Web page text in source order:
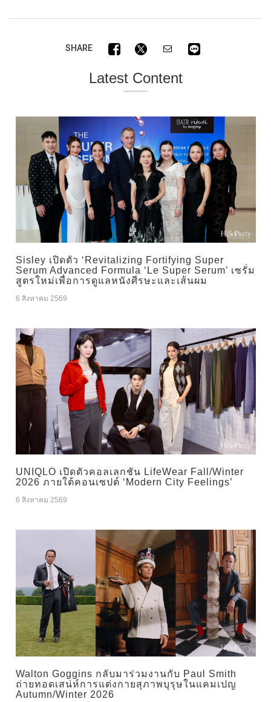
SHARE
Latest Content
Sisley เปิดตัว ‘Revitalizing Fortifying Super
Serum Advanced Formula ‘Le Super Serum’ เซรั่ม
สูตรใหม่เพื่อการดูแลหนังศีรษะและเส้นผม
6 สิงหาคม 2569
UNIQLO เปิดตัวคอลเลกชัน LifeWear Fall/Winter
2026 ภายใต้คอนเซปต์ ‘Modern City Feelings’
6 สิงหาคม 2569
Walton Goggins กลับมาร่วมงานกับ Paul Smith
ถ่ายทอดเสน่ห์การแต่งกายสุภาพบุรุษในแคมเปญ
Autumn/Winter 2026